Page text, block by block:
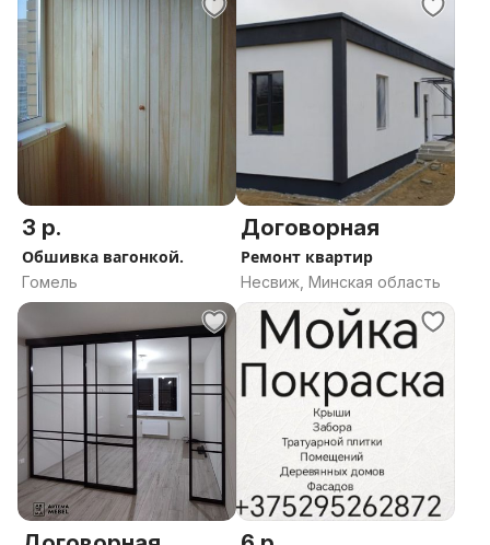
3 р.
Обшивка вагонкой.
Гомель
Договорная
Ремонт квартир
Несвиж, Минская область